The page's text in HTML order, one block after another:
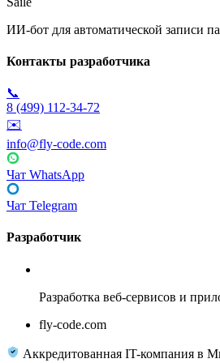
ИИ-бот для автоматической записи
Контакты разработчика
📞
8 (499) 112-34-72
✉️
info@fly-code.com
Чат WhatsApp
Чат Telegram
Разработчик
Разработка веб-сервисов и
fly-code.com
Аккредитованная IT-компания в